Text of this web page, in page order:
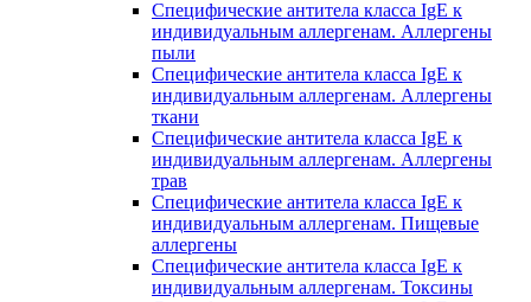
Специфические антитела класса IgE к
индивидуальным аллергенам. Аллергены
пыли
Специфические антитела класса IgE к
индивидуальным аллергенам. Аллергены
ткани
Специфические антитела класса IgE к
индивидуальным аллергенам. Аллергены
трав
Специфические антитела класса IgE к
индивидуальным аллергенам. Пищевые
аллергены
Специфические антитела класса IgE к
индивидуальным аллергенам. Токсины